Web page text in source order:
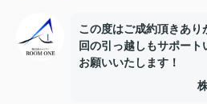
この度はご成約頂きあり
回の引っ越しもサポート
お願いいたします！